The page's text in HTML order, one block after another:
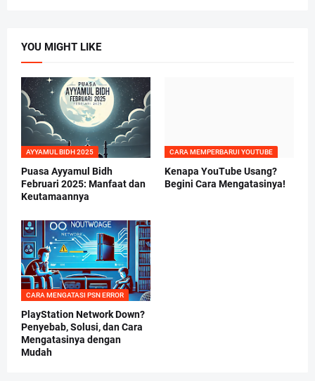
YOU MIGHT LIKE
AYYAMUL BIDH 2025
Puasa Ayyamul Bidh
Februari 2025: Manfaat dan
Keutamaannya
CARA MEMPERBARUI YOUTUBE
Kenapa YouTube Usang?
Begini Cara Mengatasinya!
CARA MENGATASI PSN ERROR
PlayStation Network Down?
Penyebab, Solusi, dan Cara
Mengatasinya dengan
Mudah